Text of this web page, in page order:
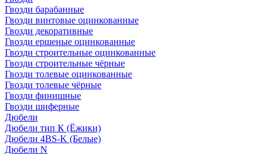
Гвозди барабанные
Гвозди винтовые оцинкованные
Гвозди декоративные
Гвозди ершеные оцинкованные
Гвозди строительные оцинкованные
Гвозди строительные чёрные
Гвозди толевые оцинкованные
Гвозди толевые чёрные
Гвозди финишные
Гвозди шиферные
Дюбели
Дюбели тип К (Ёжики)
Дюбели 4BS-K (Белые)
Дюбели N